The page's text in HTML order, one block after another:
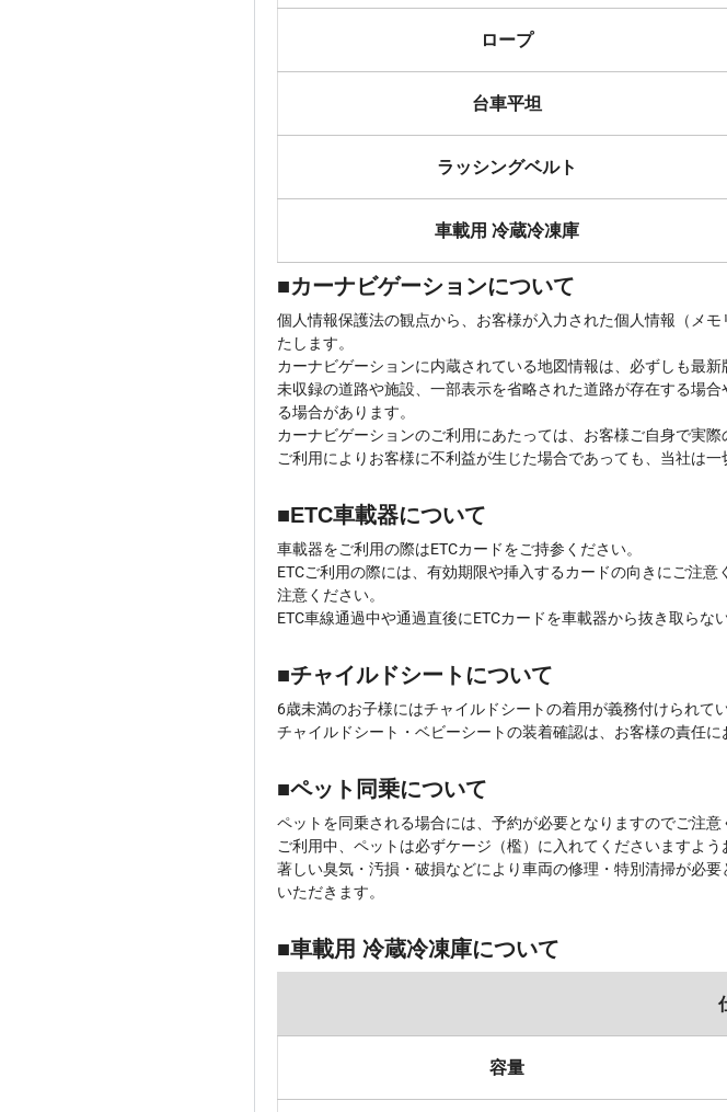
ロープ
台車平坦
ラッシングベルト
車載用 冷蔵冷凍庫
■カーナビゲーションについて
個人情報保護法の観点から、お客様が入力された個人情報（メ
たします。
カーナビゲーションに内蔵されている地図情報は、必ずしも最新
未収録の道路や施設、一部表示を省略された道路が存在する場
る場合があります。
カーナビゲーションのご利用にあたっては、お客様ご自身で実
ご利用によりお客様に不利益が生じた場合であっても、当社は一
■ETC車載器について
車載器をご利用の際はETCカードをご持参ください。
ETCご利用の際には、有効期限や挿入するカードの向きにご注
注意ください。
ETC車線通過中や通過直後にETCカードを車載器から抜き取らな
■チャイルドシートについて
6歳未満のお子様にはチャイルドシートの着用が義務付けられてい
チャイルドシート・ベビーシートの装着確認は、お客様の責任
■ペット同乗について
ペットを同乗される場合には、予約が必要となりますのでご注
ご利用中、ペットは必ずケージ（檻）に入れてくださいますよう
著しい臭気・汚損・破損などにより車両の修理・特別清掃が必
いただきます。
■車載用 冷蔵冷凍庫について
容量